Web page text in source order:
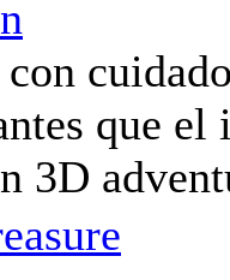
con
que
3D